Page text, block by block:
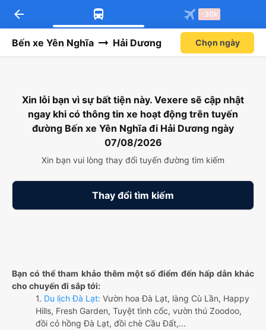
Tải app Vexere ngay!
Nhận ưu đãi thành viên độc
Mở app
Tải app Vexere
-30k/ghế khi đặt vé máy bay qua
Mở app
arrow_back -30k
Bến xe Yên Nghĩa Hải Dương Chọn ngày
Xin lỗi bạn vì sự bất tiện này. Vexere sẽ cập nhật
ngay khi có thông tin xe hoạt động trên tuyến
đường Bến xe Yên Nghĩa đi Hải Dương ngày
07/08/2026
Xin bạn vui lòng thay đổi tuyến đường tìm kiếm
Thay đổi tìm kiếm
Bạn có thể tham khảo thêm một số điểm đến hấp dẫn khác
cho chuyến đi sắp tới:
1. Du lịch Đà Lạt: Vườn hoa Đà Lạt, làng Cù Lần, Happy
Hills, Fresh Garden, Tuyệt tình cốc, vườn thú Zoodoo,
đồi cỏ hồng Đà Lạt, đồi chè Cầu Đất,...